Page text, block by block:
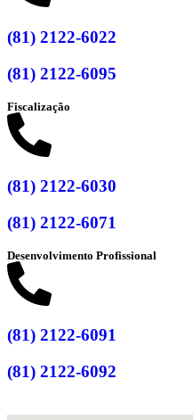
(81) 2122-6022
(81) 2122-6095
Fiscalização
(81) 2122-6030
(81) 2122-6071
Desenvolvimento Profissional
(81) 2122-6091
(81) 2122-6092